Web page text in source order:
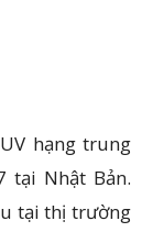
hạng trung
tại Nhật Bản.
tại thị trường